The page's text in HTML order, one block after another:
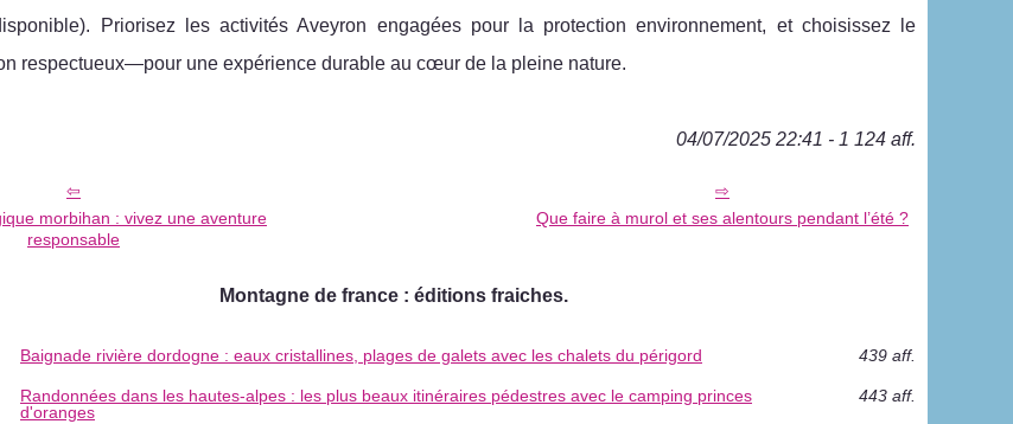
Priorisez les activités Aveyron engagées pour la protection environnement, et choisissez le
respectueux—pour une expérience durable au cœur de la pleine nature.
04/07/2025 22:41 - 1 124 aff.
morbihan : vivez une aventure
responsable
Que faire à murol et ses alentours pendant l’été ?
Montagne de france : éditions fraiches.
Baignade rivière dordogne : eaux cristallines, plages de galets avec les chalets du périgord 439 aff.
Randonnées dans les hautes-alpes : les plus beaux itinéraires pédestres avec le camping princes
d'oranges
443 aff.